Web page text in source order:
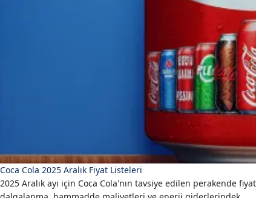
Coca Cola 2025 Aralık Fiyat Listeleri
2025 Aralık ayı için Coca Cola'nın tavsiye edilen perakende